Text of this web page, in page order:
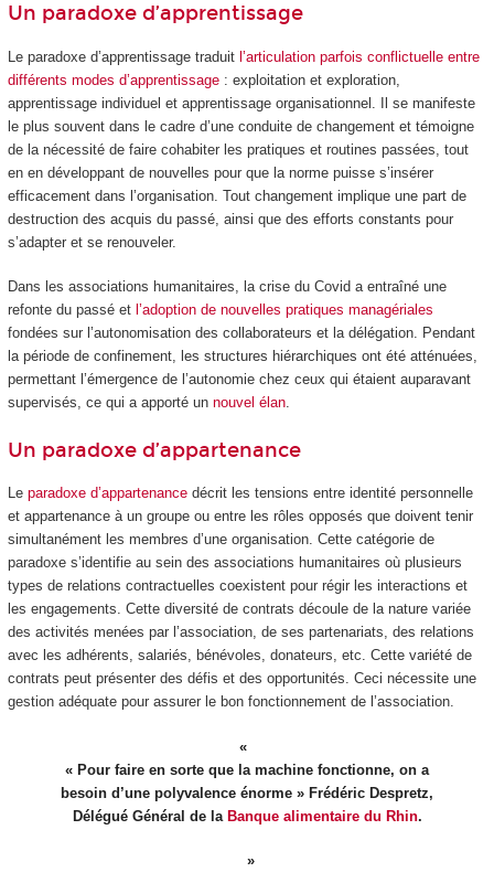
Un paradoxe d’apprentissage
Le paradoxe d’apprentissage traduit l’articulation parfois conflictuelle entre
différents modes d’apprentissage: exploitation et exploration,
apprentissage individuel et apprentissage organisationnel. Il se manifeste
le plus souvent dans le cadre d’une conduite de changement et témoigne
de la nécessité de faire cohabiter les pratiques et routines passées, tout
en en développant de nouvelles pour que la norme puisse s’insérer
efficacement dans l’organisation. Tout changement implique une part de
destruction des acquis du passé, ainsi que des efforts constants pour
s’adapter et se renouveler.
Dans les associations humanitaires, la crise du Covid a entraîné une
refonte du passé et l’adoption de nouvelles pratiques managériales
fondées sur l’autonomisation des collaborateurs et la délégation. Pendant
la période de confinement, les structures hiérarchiques ont été atténuées,
permettant l’émergence de l’autonomie chez ceux qui étaient auparavant
supervisés, ce qui a apporté un nouvel élan.
Un paradoxe d’appartenance
Le paradoxe d’appartenancedécrit les tensions entre identité personnelle
et appartenance à un groupe ou entre les rôles opposés que doivent tenir
simultanément les membres d’une organisation. Cette catégorie de
paradoxe s’identifie au sein des associations humanitaires où plusieurs
types de relations contractuelles coexistent pour régir les interactions et
les engagements. Cette diversité de contrats découle de la nature variée
des activités menées par l’association, de ses partenariats, des relations
avec les adhérents, salariés, bénévoles, donateurs, etc. Cette variété de
contrats peut présenter des défis et des opportunités. Ceci nécessite une
gestion adéquate pour assurer le bon fonctionnement de l’association.
« Pour faire en sorte que la machine fonctionne, on a
besoin d’une polyvalence énorme » Frédéric Despretz,
Délégué Général de la Banque alimentaire du Rhin.